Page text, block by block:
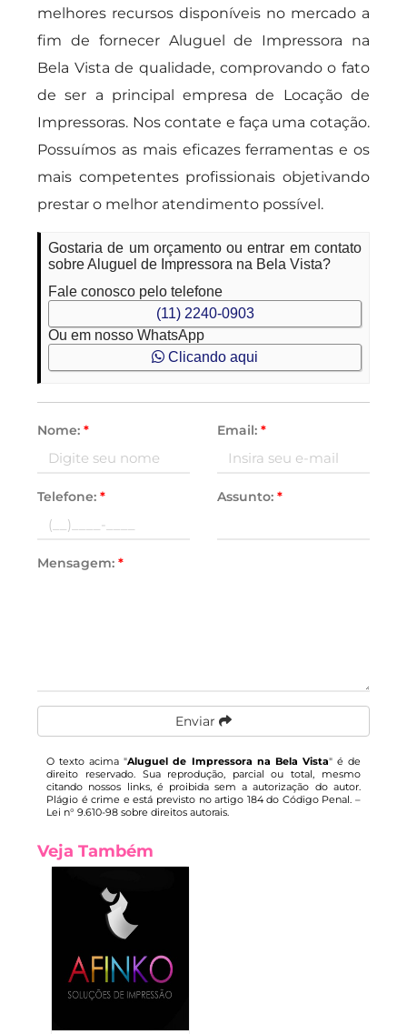
melhores recursos disponíveis no mercado a
fim de fornecer Aluguel de Impressora na
Bela Vista de qualidade, comprovando o fato
de ser a principal empresa de Locação de
Impressoras. Nos contate e faça uma cotação.
Possuímos as mais eficazes ferramentas e os
mais competentes profissionais objetivando
prestar o melhor atendimento possível.
Gostaria de um orçamento ou entrar em contato
sobre Aluguel de Impressora na Bela Vista?
Fale conosco pelo telefone
(11) 2240-0903
Ou em nosso WhatsApp
Clicando aqui
Nome:* Email: *
Telefone:* Assunto: *
Mensagem:*
Enviar
O texto acima "Aluguel de Impressora na Bela Vista" é de
direito reservado. Sua reprodução, parcial ou total, mesmo
citando nossos links, é proibida sem a autorização do autor.
Plágio é crime e está previsto no artigo 184 do Código Penal. –
Lei n° 9.610-98 sobre direitos autorais.
Veja Também